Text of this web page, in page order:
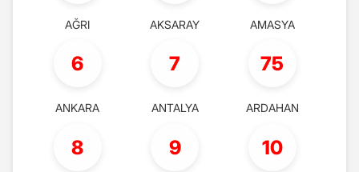
AĞRI AKSARAY AMASYA
6
ANKARA
7
ANTALYA
75
ARDAHAN
8 9 10